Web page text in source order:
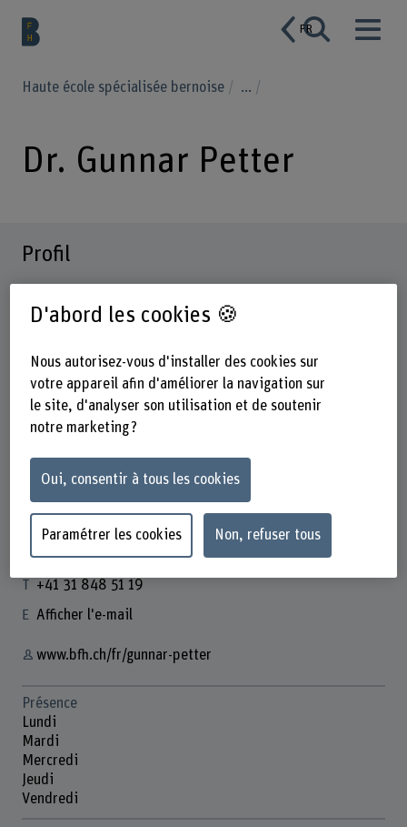
FR
Haute école spécialisée bernoise ...
Dr. Gunnar Petter
Profil
Dr. Gunnar Petter
Wissenschaftlicher Mitarbeiter
Contact
+41 31 848 51 19
Afficher l'e-mail
www.bfh.ch/fr/gunnar-petter
Présence
Lundi
Mardi
Mercredi
Jeudi
Vendredi
D'abord les cookies 🍪
Nous autorisez-vous d'installer des cookies sur
votre appareil afin d'améliorer la navigation sur
le site, d'analyser son utilisation et de soutenir
notre marketing ?
Oui, consentir à tous les cookies
Paramétrer les cookies Non, refuser tous